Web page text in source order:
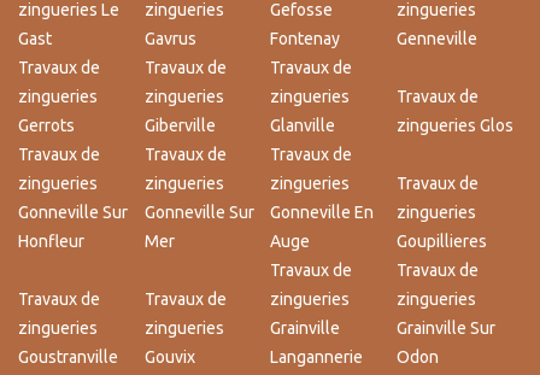
zingueries Le
Gast
zingueries
Gavrus
Gefosse
Fontenay
zingueries
Genneville
Travaux de
zingueries
Gerrots
Travaux de
zingueries
Giberville
Travaux de
zingueries
Glanville
Travaux de
zingueries Glos
Travaux de
zingueries
Gonneville Sur
Honfleur
Travaux de
zingueries
Gonneville Sur
Mer
Travaux de
zingueries
Gonneville En
Auge
Travaux de
zingueries
Goupillieres
Travaux de
zingueries
Goustranville
Travaux de
zingueries
Gouvix
Travaux de
zingueries
Grainville
Langannerie
Travaux de
zingueries
Grainville Sur
Odon